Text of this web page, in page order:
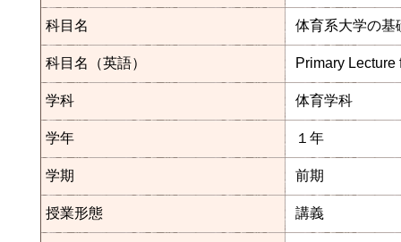
科目名 体育系大学の基
科目名（英語） Primary
学科 体育学科
学年 １年
学期 前期
授業形態 講義